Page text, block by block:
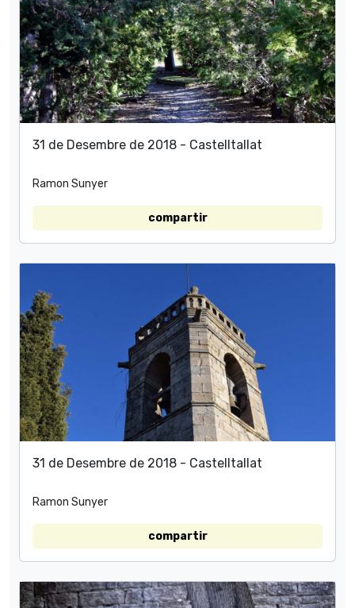
31 de Desembre de 2018 - Castelltallat
Ramon Sunyer
compartir
31 de Desembre de 2018 - Castelltallat
Ramon Sunyer
compartir